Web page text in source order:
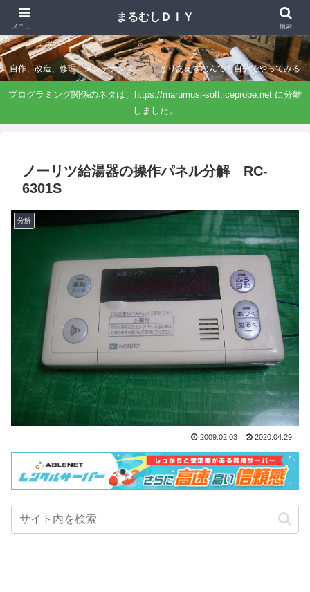
まるむしＤＩＹ
自作、改造、修理、メンテナンス．．．とりあえずなんでも自分でやってみる
プログラミング関係のネタは、https://marumusi-soft.iceprobe.net に分離
しました。
ノーリツ給湯器の操作パネル分解 RC-
6301S
分解
2009.02.03 2020.04.29
メニュー
まるむしＤＩＹ
検索